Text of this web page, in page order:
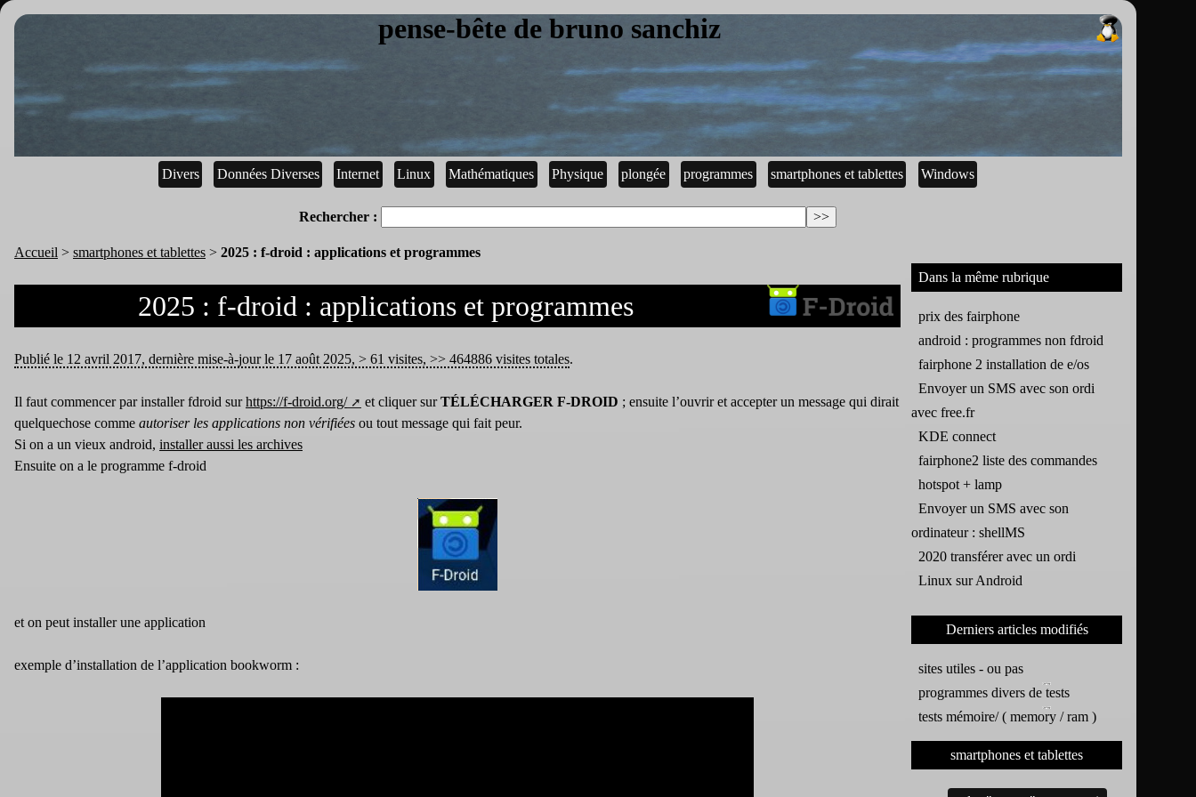
pense-bête de bruno sanchiz
Divers Données Diverses Internet Linux Mathématiques Physique plongée programmes smartphones et tablettes Windows
Rechercher :
Accueil > smartphones et tablettes > 2025 : f-droid : applications et programmes
2025 : f-droid : applications et programmes
Publié le 12 avril 2017, dernière mise-à-jour le 17 août 2025, > 61 visites, >> 464886 visites totales.
Il faut commencer par installer fdroid surhttps://f-droid.org/ et cliquer surTÉLÉCHARGER F-DROID ; ensuite l’ouvrir et accepter un message qui dirait
quelquechose comme autoriser les applications non vérifiées ou tout message qui fait peur.
Si on a un vieux android, installer aussi les archives
Ensuite on a le programme f-droid
et on peut installer une application
exemple d’installation de l’application bookworm :
Dans la même rubrique
prix des fairphone
android : programmes non fdroid
fairphone 2 installation de e/os
Envoyer un SMS avec son ordi
avec free.fr
KDE connect
fairphone2 liste des commandes
hotspot + lamp
Envoyer un SMS avec son
ordinateur : shellMS
2020 transférer avec un ordi
Linux sur Android
Derniers articles modifiés
sites utiles - ou pas
programmes divers de tests
tests mémoire/ ( memory / ram )
smartphones et tablettes